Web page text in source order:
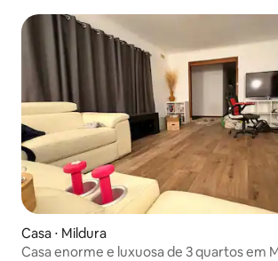
jardim
Casa ⋅ Mildura
Casa enorme e luxuosa de 3 quartos em